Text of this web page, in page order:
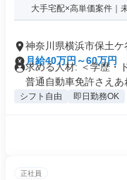
大手宅配×高単価案件｜
神奈川県横浜市保土ケ
月給40万円～60万円
求める人材: ＜学歴・
普通自動車免許さえあ
シフト自由 即日勤務OK
正社員